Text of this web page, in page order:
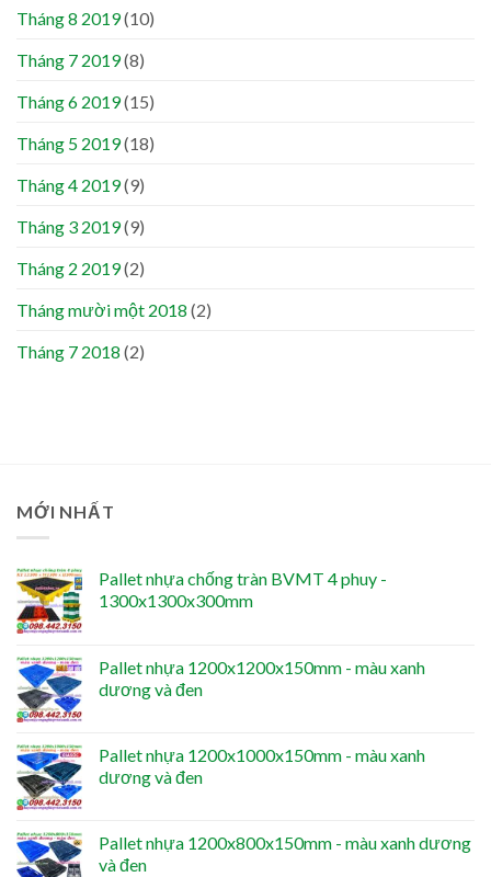
Tháng 8 2019(10)
Tháng 7 2019(8)
Tháng 6 2019(15)
Tháng 5 2019(18)
Tháng 4 2019(9)
Tháng 3 2019(9)
Tháng 2 2019(2)
Tháng mười một 2018 (2)
Tháng 7 2018 (2)
MỚI NHẤT
Pallet nhựa chống tràn BVMT 4 phuy -
1300x1300x300mm
Pallet nhựa 1200x1200x150mm - màu xanh
dương và đen
Pallet nhựa 1200x1000x150mm - màu xanh
dương và đen
Pallet nhựa 1200x800x150mm - màu xanh dương
và đen